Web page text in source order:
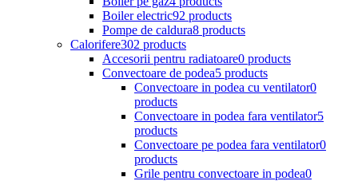
Boiler electric92 products
Pompe de caldura8 products
Calorifere302 products
Accesorii pentru radiatoare0 products
Convectoare de podea5 products
Convectoare in podea cu ventilator0
products
Convectoare in podea fara ventilator5
products
Convectoare pe podea fara ventilator0
products
Grile pentru convectoare in podea0